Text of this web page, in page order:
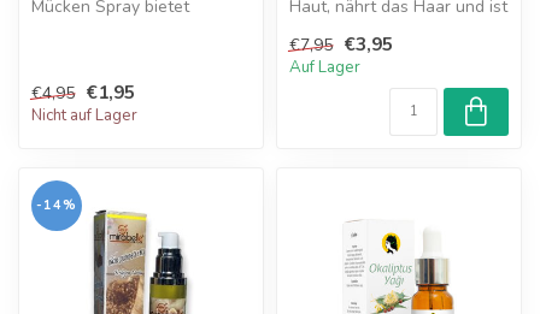
Mücken Spray bietet
€4,95 €1,95
Nicht auf Lager
Haut, nährt das Haar und ist
€7,95 €3,95
Auf Lager
-14%